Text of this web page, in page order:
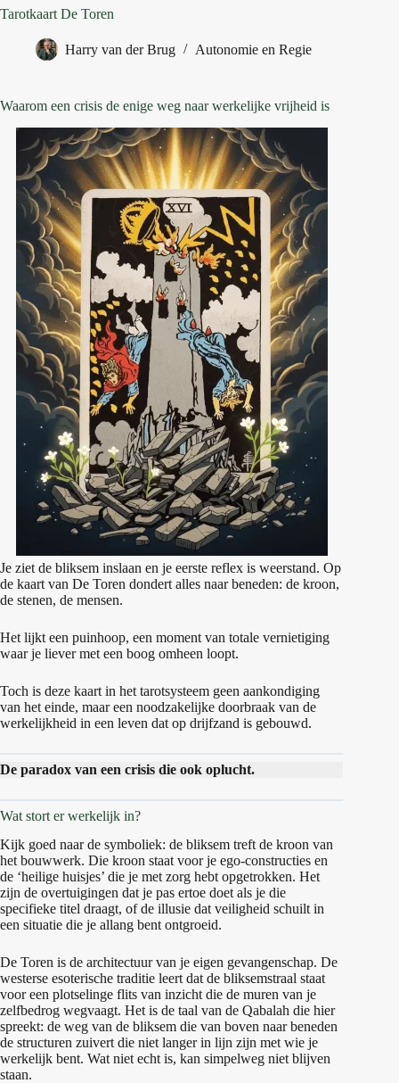
Tarotkaart De Toren
Harry van der Brug Autonomie en Regie
Waarom een crisis de enige weg naar werkelijke vrijheid is
Je ziet de bliksem inslaan en je eerste reflex is weerstand. Op
de kaart van De Toren dondert alles naar beneden: de kroon,
de stenen, de mensen.
Het lijkt een puinhoop, een moment van totale vernietiging
waar je liever met een boog omheen loopt.
Toch is deze kaart in het tarotsysteem geen aankondiging
van het einde, maar een noodzakelijke doorbraak van de
werkelijkheid in een leven dat op drijfzand is gebouwd.
De paradox van een crisis die ook oplucht.
Wat stort er werkelijk in?
Kijk goed naar de symboliek: de bliksem treft de kroon van
het bouwwerk. Die kroon staat voor je ego-constructies en
de ‘heilige huisjes’ die je met zorg hebt opgetrokken. Het
zijn de overtuigingen dat je pas ertoe doet als je die
specifieke titel draagt, of de illusie dat veiligheid schuilt in
een situatie die je allang bent ontgroeid.
De Toren is de architectuur van je eigen gevangenschap. De
westerse esoterische traditie leert dat de bliksemstraal staat
voor een plotselinge flits van inzicht die de muren van je
zelfbedrog wegvaagt. Het is de taal van de Qabalah die hier
spreekt: de weg van de bliksem die van boven naar beneden
de structuren zuivert die niet langer in lijn zijn met wie je
werkelijk bent. Wat niet echt is, kan simpelweg niet blijven
staan.